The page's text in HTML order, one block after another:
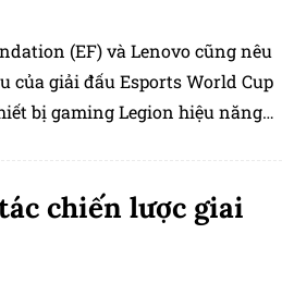
(EF) và Lenovo cũng nêu
của giải đấu Esports World Cup
bị gaming Legion hiệu năng
chiến lược giai